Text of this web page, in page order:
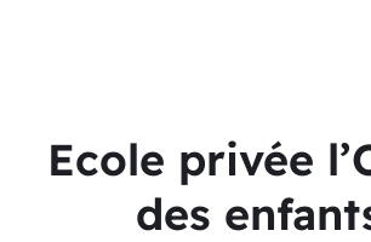
Ecole privée
des